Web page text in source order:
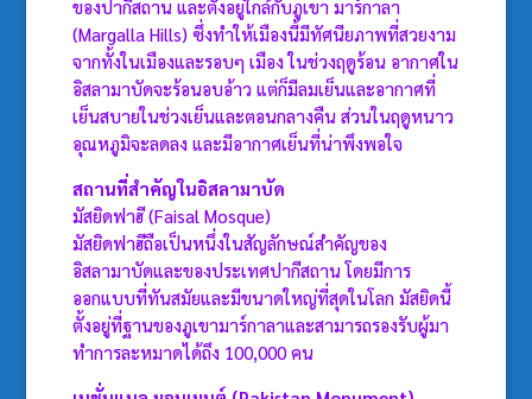
ของปากีสถาน และตั้งอยู่ใกล้กับภูเขา มาร์กาลา
(Margalla Hills) ซึ่งทำให้เมืองนี้มีทัศนียภาพที่สวยงาม
จากทั้งในเมืองและรอบๆ เมือง ในช่วงฤดูร้อน อากาศใน
อิสลามาบัดจะร้อนอบอ้าว แต่ก็มีลมเย็นและอากาศที่
เย็นสบายในช่วงเย็นและตอนกลางคืน ส่วนในฤดูหนาว
อุณหภูมิจะลดลง และมีอากาศเย็นที่น่าพึงพอใจ
สถานที่สำคัญในอิสลามาบัด
มัสยิดฟาฮี (Faisal Mosque)
มัสยิดฟาฮีถือเป็นหนึ่งในสัญลักษณ์สำคัญของ
อิสลามาบัดและของประเทศปากีสถาน โดยมีการ
ออกแบบที่ทันสมัยและมีขนาดใหญ่ที่สุดในโลก มัสยิดนี้
ตั้งอยู่ที่ฐานของภูเขามาร์กาลาและสามารถรองรับผู้มา
ทำการละหมาดได้ถึง 100,000 คน